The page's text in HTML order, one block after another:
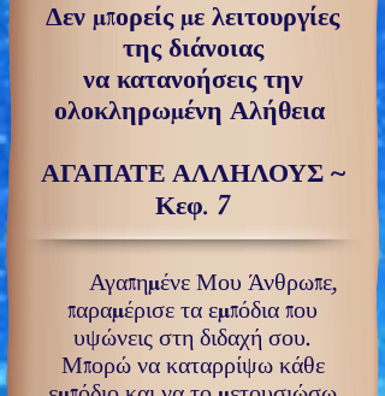
Δεν μπορείς με λειτουργίες
της διάνοιας
να κατανοήσεις την
ολοκληρωμένη Αλήθεια
ΑΓΑΠΑΤΕ ΑΛΛΗΛΟΥΣ ~
Κεφ. 7
Αγαπημένε Μου Άνθρωπε,
παραμέρισε τα εμπόδια που
υψώνεις στη διδαχή σου.
Μπορώ να καταρρίψω κάθε